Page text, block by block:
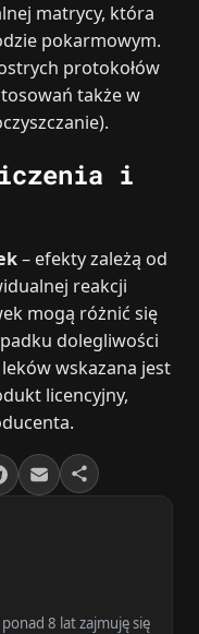
matrycy, która
pokarmowym.
protokołów
także w
i
– efekty zależą od
reakcji
mogą różnić się
dolegliwości
wskazana jest
licencyjny,
8 lat zajmuję się